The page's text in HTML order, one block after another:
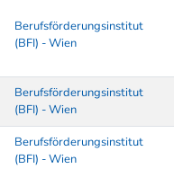
Berufsförderungsinstitut
(BFI) - Wien
Berufsförderungsinstitut
(BFI) - Wien
Berufsförderungsinstitut
(BFI) - Wien